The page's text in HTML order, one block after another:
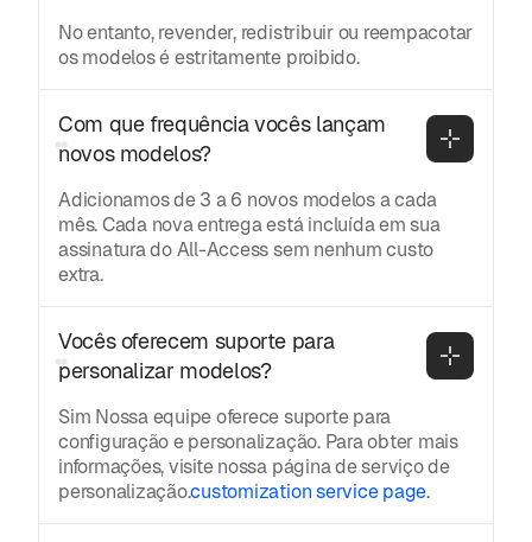
No entanto, revender, redistribuir ou reempacotar
os modelos é estritamente proibido.
Com que frequência vocês lançam
novos modelos?
Adicionamos de 3 a 6 novos modelos a cada
mês. Cada nova entrega está incluída em sua
assinatura do All-Access sem nenhum custo
extra.
Vocês oferecem suporte para
personalizar modelos?
Sim Nossa equipe oferece suporte para
configuração e personalização. Para obter mais
informações, visite nossa página de serviço de
personalização.customization service page.